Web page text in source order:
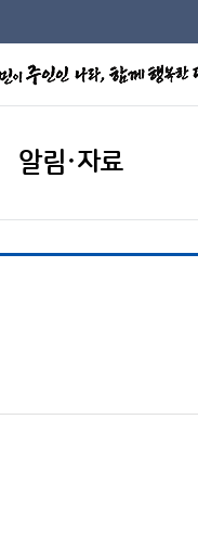
알림·자료